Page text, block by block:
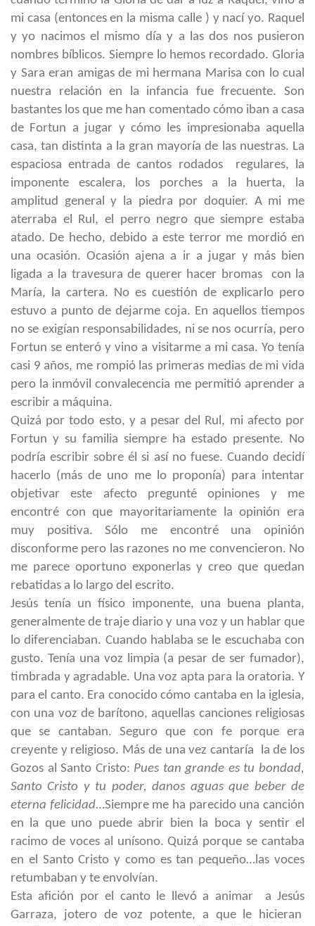
mi casa (entonces en la misma calle ) y nací yo. Raquel
y yo nacimos el mismo día y a las dos nos pusieron
nombres bíblicos. Siempre lo hemos recordado. Gloria
y Sara eran amigas de mi hermana Marisa con lo cual
nuestra relación en la infancia fue frecuente. Son
bastantes los que me han comentado cómo iban a casa
de Fortun a jugar y cómo les impresionaba aquella
casa, tan distinta a la gran mayoría de las nuestras. La
espaciosa entrada de cantos rodados regulares, la
imponente escalera, los porches a la huerta, la
amplitud general y la piedra por doquier. A mi me
aterraba el Rul, el perro negro que siempre estaba
atado. De hecho, debido a este terror me mordió en
una ocasión. Ocasión ajena a ir a jugar y más bien
ligada a la travesura de querer hacer bromas con la
María, la cartera. No es cuestión de explicarlo pero
estuvo a punto de dejarme coja. En aquellos tiempos
no se exigían responsabilidades, ni se nos ocurría, pero
Fortun se enteró y vino a visitarme a mi casa. Yo tenía
casi 9 años, me rompió las primeras medias de mi vida
pero la inmóvil convalecencia me permitió aprender a
escribir a máquina.
Quizá por todo esto, y a pesar del Rul, mi afecto por
Fortun y su familia siempre ha estado presente. No
podría escribir sobre él si así no fuese. Cuando decidí
hacerlo (más de uno me lo proponía) para intentar
objetivar este afecto pregunté opiniones y me
encontré con que mayoritariamente la opinión era
muy positiva. Sólo me encontré una opinión
disconforme pero las razones no me convencieron. No
me parece oportuno exponerlas y creo que quedan
rebatidas a lo largo del escrito.
Jesús tenía un físico imponente, una buena planta,
generalmente de traje diario y una voz y un hablar que
lo diferenciaban. Cuando hablaba se le escuchaba con
gusto. Tenía una voz limpia (a pesar de ser fumador),
timbrada y agradable. Una voz apta para la oratoria. Y
para el canto. Era conocido cómo cantaba en la iglesia,
con una voz de barítono, aquellas canciones religiosas
que se cantaban. Seguro que con fe porque era
creyente y religioso. Más de una vez cantaría la de los
Gozos al Santo Cristo: Pues tan grande es tu bondad,
Santo Cristo y tu poder, danos aguas que beber de
eterna felicidad…Siempre me ha parecido una canción
en la que uno puede abrir bien la boca y sentir el
racimo de voces al unísono. Quizá porque se cantaba
en el Santo Cristo y como es tan pequeño…las voces
retumbaban y te envolvían.
Esta afición por el canto le llevó a animar a Jesús
Garraza, jotero de voz potente, a que le hicieran